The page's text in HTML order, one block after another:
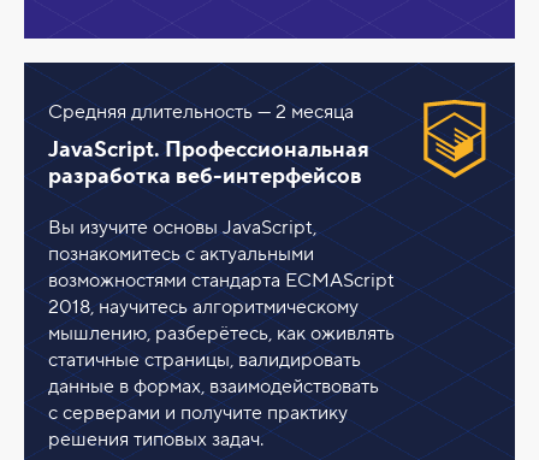
Средняя длительность — 2 месяца
JavaScript. Профессиональная
разработка веб-интерфейсов
Вы изучите основы JavaScript,
познакомитесь с актуальными
возможностями стандарта ECMAScript
2018, научитесь алгоритмическому
мышлению, разберётесь, как оживлять
статичные страницы, валидировать
данные в формах, взаимодействовать
с серверами и получите практику
решения типовых задач.